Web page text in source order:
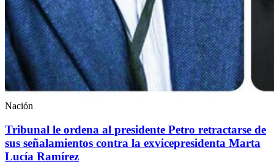
Nación
Tribunal le ordena al presidente Petro retractarse de
sus señalamientos contra la exvicepresidenta Marta
Lucía Ramírez